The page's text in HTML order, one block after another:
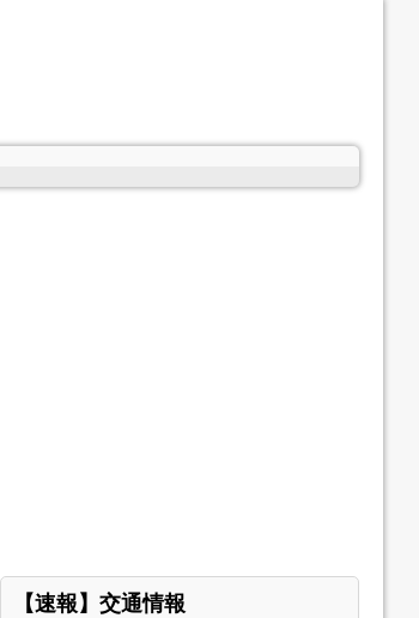
【速報】交通情報